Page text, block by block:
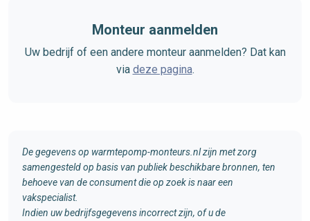
Monteur aanmelden
Uw bedrijf of een andere monteur aanmelden? Dat kan
via deze pagina.
De gegevens op warmtepomp-monteurs.nl zijn met zorg
samengesteld op basis van publiek beschikbare bronnen, ten
behoeve van de consument die op zoek is naar een
vakspecialist.
Indien uw bedrijfsgegevens incorrect zijn, of u de